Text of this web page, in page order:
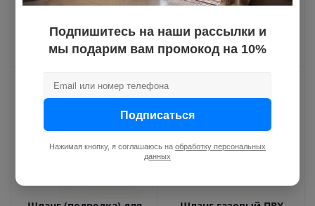
139.04руб. 139.18руб.
Подпишитесь на наши рассылки и
мы подарим вам промокод на 10%
Подписаться
Нажимая кнопку, я соглашаюсь на обработку персональных
данных